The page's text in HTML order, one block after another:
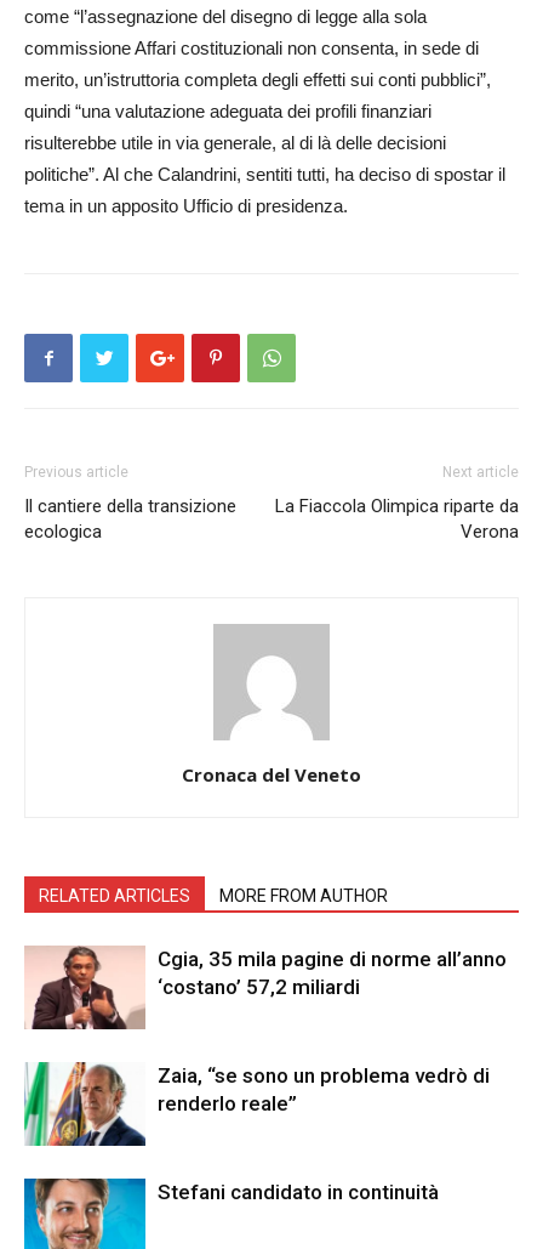
come “l’assegnazione del disegno di legge alla sola
commissione Affari costituzionali non consenta, in sede di
merito, un’istruttoria completa degli effetti sui conti pubblici”,
quindi “una valutazione adeguata dei profili finanziari
risulterebbe utile in via generale, al di là delle decisioni
politiche”. Al che Calandrini, sentiti tutti, ha deciso di spostar il
tema in un apposito Ufficio di presidenza.
Previous article
Il cantiere della transizione
ecologica
Next article
La Fiaccola Olimpica riparte da
Verona
Cronaca del Veneto
RELATED ARTICLES MORE FROM AUTHOR
Cgia, 35 mila pagine di norme all’anno
‘costano’ 57,2 miliardi
Zaia, “se sono un problema vedrò di
renderlo reale”
Stefani candidato in continuità